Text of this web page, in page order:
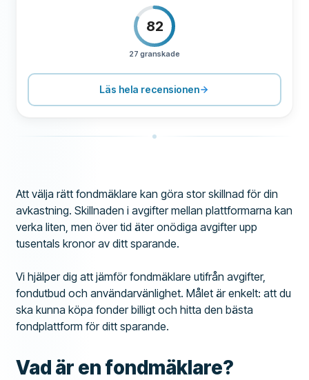
82
27 granskade
VILLKOR 60
Läs hela recensionen
Att välja rätt fondmäklare kan göra stor skillnad för din
avkastning. Skillnaden i avgifter mellan plattformarna kan
verka liten, men över tid äter onödiga avgifter upp
tusentals kronor av ditt sparande.
Vi hjälper dig att jämför fondmäklare utifrån avgifter,
fondutbud och användarvänlighet. Målet är enkelt: att du
ska kunna köpa fonder billigt och hitta den bästa
fondplattform för ditt sparande.
Vad är en fondmäklare?